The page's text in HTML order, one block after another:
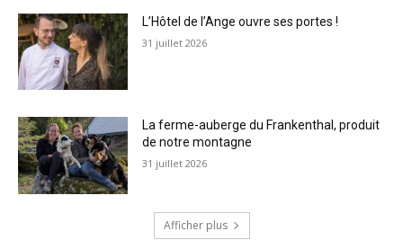
L’Hôtel de l’Ange ouvre ses portes !
31 juillet 2026
La ferme-auberge du Frankenthal, produit
de notre montagne
31 juillet 2026
Afficher plus